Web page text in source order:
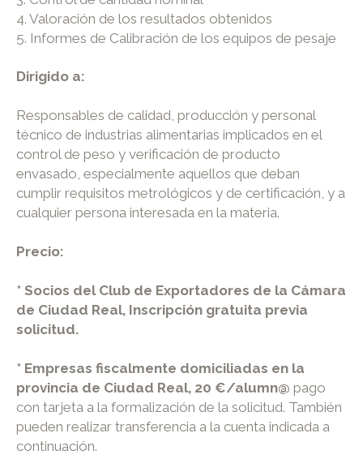
4. Valoración de los resultados obtenidos
5. Informes de Calibración de los equipos de pesaje
Dirigido a:
Responsables de calidad, producción y personal
técnico de industrias alimentarias implicados en el
control de peso y verificación de producto
envasado, especialmente aquellos que deban
cumplir requisitos metrológicos y de certificación, y a
cualquier persona interesada en la materia.
Precio:
* Socios del Club de Exportadores de la Cámara
de Ciudad Real, Inscripción gratuita previa
solicitud.
* Empresas fiscalmente domiciliadas en la
provincia de Ciudad Real, 20 €/alumn@ pago
con tarjeta a la formalización de la solicitud. También
pueden realizar transferencia a la cuenta indicada a
continuación.